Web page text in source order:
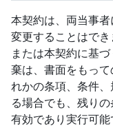
本契約は、両当事
変更することはでき
または本契約に基
棄は、書面をもっ
れかの条項、条件
る場合でも、残り
有効であり実行可